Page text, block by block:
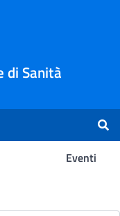
di Sanità
Eventi
-